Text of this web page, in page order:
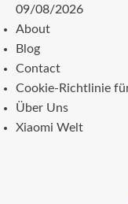
Zum
Inhalt
springen
09/08/2026
About
Blog
Contact
Cookie-Richtlinie
Über Uns
Xiaomi Welt